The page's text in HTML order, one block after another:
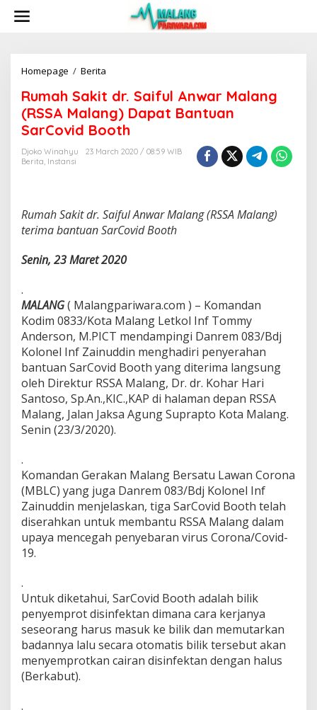
Homepage / Berita
m
a
h
S
a
r
.
S
i
A
n
w
a
r
M
a
l
a
n
g
S
S
A
M
a
l
D
a
p
a
t
Rumah Sakit dr. Saiful Anwar Malang
(RSSA Malang) Dapat Bantuan
SarCovid Booth
Djoko Winahyu
23 March 2020 / 08:59 WIB
Berita, Instansi
Rumah Sakit dr. Saiful Anwar Malang (RSSA Malang)
terima bantuan SarCovid Booth
Senin, 23 Maret 2020
.
MALANG( Malangpariwara.com ) – Komandan
Kodim 0833/Kota Malang Letkol Inf Tommy
Anderson, M.PICT mendampingi Danrem 083/Bdj
Kolonel Inf Zainuddin menghadiri penyerahan
bantuan SarCovid Booth yang diterima langsung
oleh Direktur RSSA Malang, Dr. dr. Kohar Hari
Santoso, Sp.An.,KIC.,KAP di halaman depan RSSA
Malang, Jalan Jaksa Agung Suprapto Kota Malang.
Senin (23/3/2020).
.
Komandan Gerakan Malang Bersatu Lawan Corona
(MBLC) yang juga Danrem 083/Bdj Kolonel Inf
Zainuddin menjelaskan, tiga SarCovid Booth telah
diserahkan untuk membantu RSSA Malang dalam
upaya mencegah penyebaran virus Corona/Covid-
19.
.
Untuk diketahui, SarCovid Booth adalah bilik
penyemprot disinfektan dimana cara kerjanya
seseorang harus masuk ke bilik dan memutarkan
badannya lalu secara otomatis bilik tersebut akan
menyemprotkan cairan disinfektan dengan halus
(Berkabut).
.